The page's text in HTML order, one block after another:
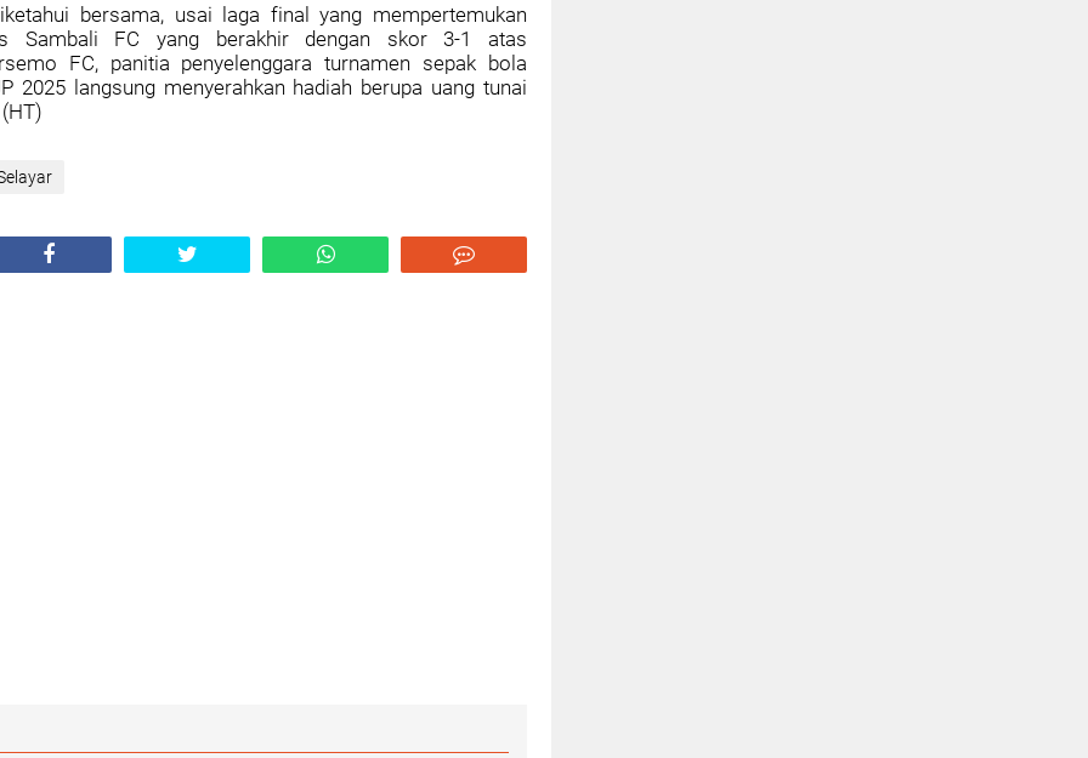
bersama, usai laga final yang mempertemukan
Sambali FC yang berakhir dengan skor 3-1 atas
FC, panitia penyelenggara turnamen sepak bola
2025 langsung menyerahkan hadiah berupa uang tunai